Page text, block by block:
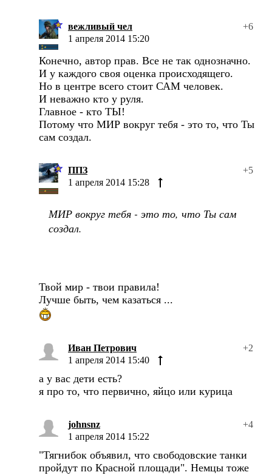
вежливый чел
+6
1 апреля 2014 15:20
Конечно, автор прав. Все не так однозначно.
И у каждого своя оценка происходящего.
Но в центре всего стоит САМ человек.
И неважно кто у руля.
Главное - кто ТЫ!
Потому что МИР вокруг тебя - это то, что Ты
сам создал.
ППЗ
+5
1 апреля 2014 15:28
МИР вокруг тебя - это то, что Ты сам
создал.
Твой мир - твои правила!
Лучше быть, чем казаться ...
Иван Петрович
+2
1 апреля 2014 15:40
а у вас дети есть?
я про то, что первично, яйцо или курица
johnsnz
+4
1 апреля 2014 15:22
"Тягнибок объявил, что свободовские танки
пройдут по Красной площади". Немцы тоже